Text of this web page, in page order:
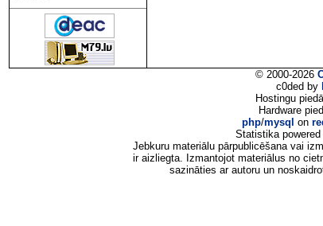
© 2000-2026
c0ded by
Hostingu
Hardware
php/mysql on
Statistika powered
Jebkuru materiālu pārpublicēšana vai
ir aizliegta. Izmantojot materiālus no
sazināties ar autoru un